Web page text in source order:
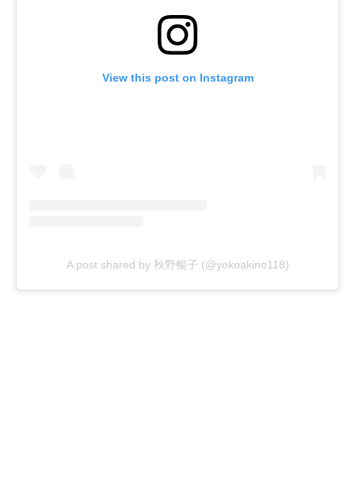
View this post on Instagram
A post shared by 秋野暢子 (@yokoakino118)